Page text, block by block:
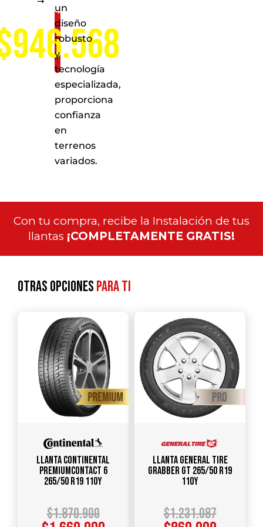
nacional
un
diseño
robusto
y
tecnología
especializada,
proporciona
confianza
en
terrenos
variados.
Con tu compra, recibe la Instalación de tus
llantas ¡COMPLETAMENTE GRATIS!
Otras opcionespara ti
Llanta CONTINENTAL
PremiumContact 6
265/50 R19 110Y
$1.870.900
Llanta GENERAL TIRE
Grabber GT 265/50 R19
110Y
$1.231.087